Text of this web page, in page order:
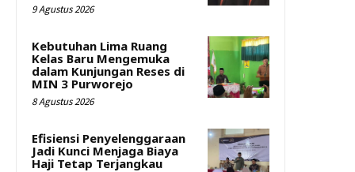
9 Agustus 2026
Kebutuhan Lima Ruang
Kelas Baru Mengemuka
dalam Kunjungan Reses di
MIN 3 Purworejo
8 Agustus 2026
Efisiensi Penyelenggaraan
Jadi Kunci Menjaga Biaya
Haji Tetap Terjangkau